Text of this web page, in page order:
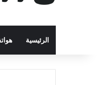
الرئيسية